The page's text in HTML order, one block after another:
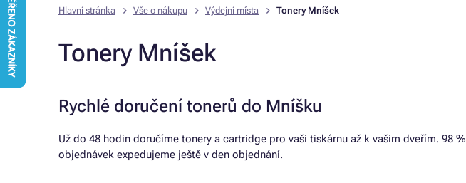
Hlavní stránka Vše o nákupu Výdejní místa Tonery Mníšek
Tonery Mníšek
Rychlé doručení tonerů do Mníšku
Už do 48 hodin doručíme tonery a cartridge pro vaši tiskárnu až k vašim dveřím. 98 %
objednávek expedujeme ještě v den objednání.